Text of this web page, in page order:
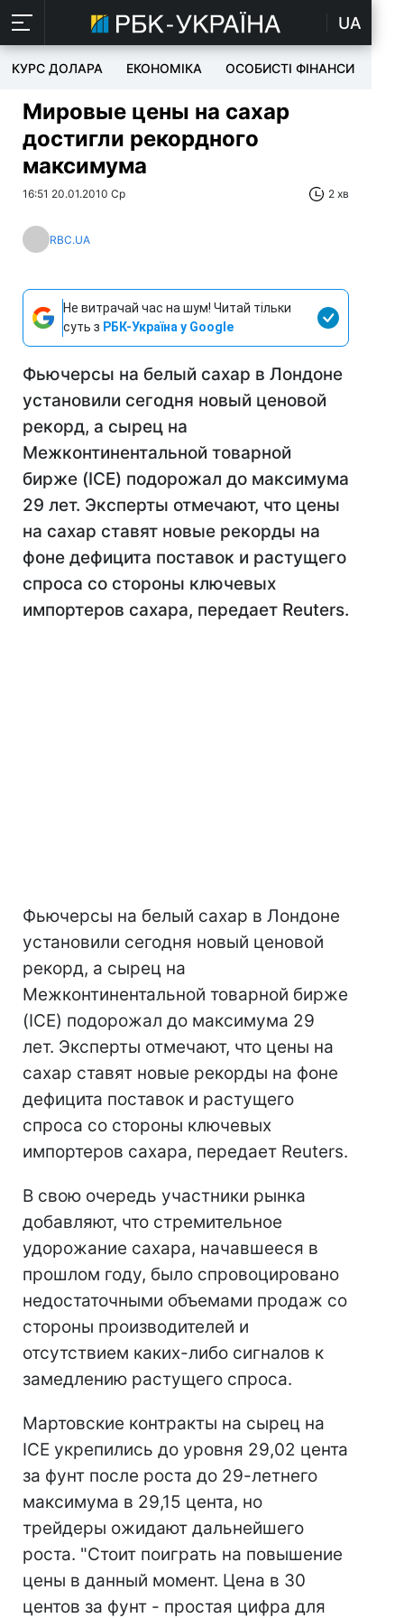
UA
КУРС ДОЛАРА ЕКОНОМІКА ОСОБИСТІ ФІНАНСИ
Мировые цены на сахар
достигли рекордного
максимума
16:51 20.01.2010 Ср 2 хв
RBC.UA
Не витрачай час на шум! Читай тільки
суть з РБК-Україна у Google
Фьючерсы на белый сахар в Лондоне
установили сегодня новый ценовой
рекорд, а сырец на
Межконтинентальной товарной
бирже (ICE) подорожал до максимума
29 лет. Эксперты отмечают, что цены
на сахар ставят новые рекорды на
фоне дефицита поставок и растущего
спроса со стороны ключевых
импортеров сахара, передает Reuters.
Фьючерсы на белый сахар в Лондоне
установили сегодня новый ценовой
рекорд, а сырец на
Межконтинентальной товарной бирже
(ICE) подорожал до максимума 29
лет. Эксперты отмечают, что цены на
сахар ставят новые рекорды на фоне
дефицита поставок и растущего
спроса со стороны ключевых
импортеров сахара, передает Reuters.
В свою очередь участники рынка
добавляют, что стремительное
удорожание сахара, начавшееся в
прошлом году, было спровоцировано
недостаточными объемами продаж со
стороны производителей и
отсутствием каких-либо сигналов к
замедлению растущего спроса.
Мартовские контракты на сырец на
ICE укрепились до уровня 29,02 цента
за фунт после роста до 29-летнего
максимума в 29,15 цента, но
трейдеры ожидают дальнейшего
роста. "Стоит поиграть на повышение
цены в данный момент. Цена в 30
центов за фунт - простая цифра для